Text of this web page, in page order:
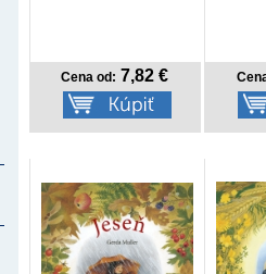
Cena od: 7,82 €